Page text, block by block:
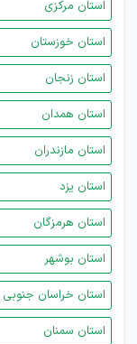
استان مرکزی
استان خوزستان
استان زنجان
استان همدان
استان مازندران
استان یزد
استان هرمزگان
استان بوشهر
استان خراسان جنوبی
استان سمنان